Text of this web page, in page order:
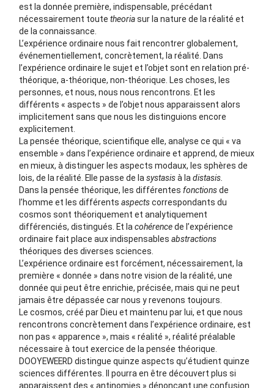
est la donnée première, indispensable, précédant
nécessairement toute theoriasur la nature de la réalité et
de la connaissance.
L’expérience ordinaire nous fait rencontrer globalement,
événementiellement, concrètement, la réalité. Dans
l’expérience ordinaire le sujet et l’objet sont en relation pré-
théorique, a-théorique, non-théorique. Les choses, les
personnes, et nous, nous nous rencontrons. Et les
différents « aspects » de l’objet nous apparaissent alors
implicitement sans que nous les distinguions encore
explicitement.
La pensée théorique, scientifique elle, analyse ce qui « va
ensemble » dans l’expérience ordinaire et apprend, de mieux
en mieux, à distinguer les aspects modaux, les sphères de
lois, de la réalité. Elle passe de la systasisà la distasis.
Dans la pensée théorique, les différentes fonctionsde
l’homme et les différents aspectscorrespondants du
cosmos sont théoriquement et analytiquement
différenciés, distingués. Et la cohérencede l’expérience
ordinaire fait place aux indispensables abstractions
théoriques des diverses sciences.
L’expérience ordinaire est forcément, nécessairement, la
première « donnée » dans notre vision de la réalité, une
donnée qui peut être enrichie, précisée, mais qui ne peut
jamais être dépassée car nous y revenons toujours.
Le cosmos, créé par Dieu et maintenu par lui, et que nous
rencontrons concrètement dans l’expérience ordinaire, est
non pas « apparence », mais « réalité », réalité préalable
nécessaire à tout exercice de la pensée théorique.
DOOYEWEERD distingue quinze aspects qu’étudient quinze
sciences différentes. Il pourra en être découvert plus si
apparaissent des « antinomies » dénonçant une confusion